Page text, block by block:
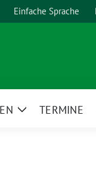
Einfache Sprache
ZeigeTERMINE